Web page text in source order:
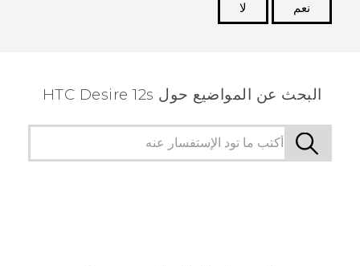
نعم
لا
البحث عن المواضيع حول HTC Desire 12s